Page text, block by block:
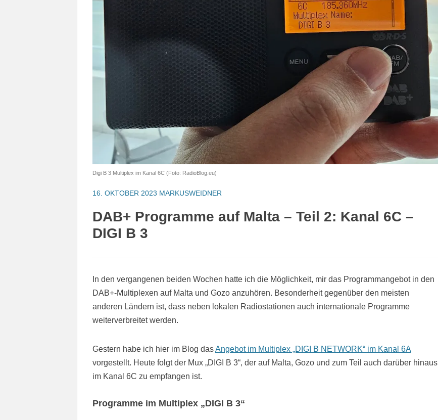
Digi B 3 Multiplex im Kanal 6C (Foto: RadioBlog.eu)
16. OKTOBER 2023 MARKUSWEIDNER
DAB+ Programme auf Malta – Teil 2: Kanal 6C –
DIGI B 3
In den vergangenen beiden Wochen hatte ich die Möglichkeit, mir das Programmangebot in den
DAB+-Multiplexen auf Malta und Gozo anzuhören. Besonderheit gegenüber den meisten
anderen Ländern ist, dass neben lokalen Radiostationen auch internationale Programme
weiterverbreitet werden.
Gestern habe ich hier im Blog dasAngebot im Multiplex „DIGI B NETWORK“ im Kanal 6A
vorgestellt. Heute folgt der Mux „DIGI B 3“, der auf Malta, Gozo und zum Teil auch darüber hinaus
im Kanal 6C zu empfangen ist.
Programme im Multiplex „DIGI B 3“